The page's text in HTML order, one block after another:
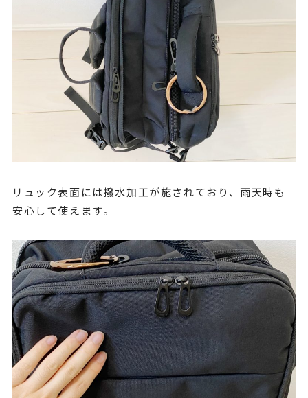
リュック表面には撥水加工が施されており、雨天時も
安心して使えます。